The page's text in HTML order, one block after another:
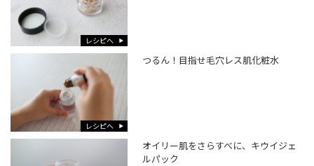
レシピへ
レシピへ
つるん！目指せ毛穴レス肌化粧水
オイリー肌をさらすべに、キウイジェ
ルパック